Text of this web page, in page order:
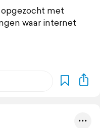
met
waar internet